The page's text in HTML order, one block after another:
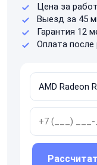
Цена за
Выезд за 45
Гарантия 12
Оплата